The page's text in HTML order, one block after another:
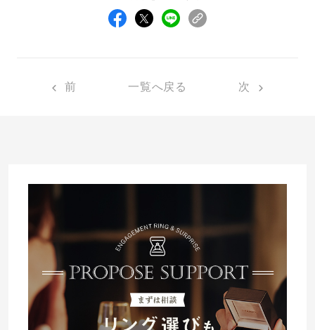
前 一覧へ戻る 次
おすすめの婚約指輪
婚約指輪選び方ガイド
言葉
エピソード
プロポーズのご相談
Follow us on